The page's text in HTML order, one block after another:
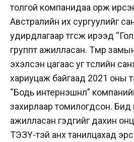
толгой компанидаа орж
Австралийн их сургуулийг
удирдлагаар төгсөж ирээд
группт ажилласан. Төмөр
эхэлсэн цагаас уг төслийн
хариуцаж байгаад 2021 оны
“Бодь интернэшнл”
захирлаар томилогдсон. Бид
ажилласан гэдгийг дахин
ТЭЗҮ-тэй анх танилцахад